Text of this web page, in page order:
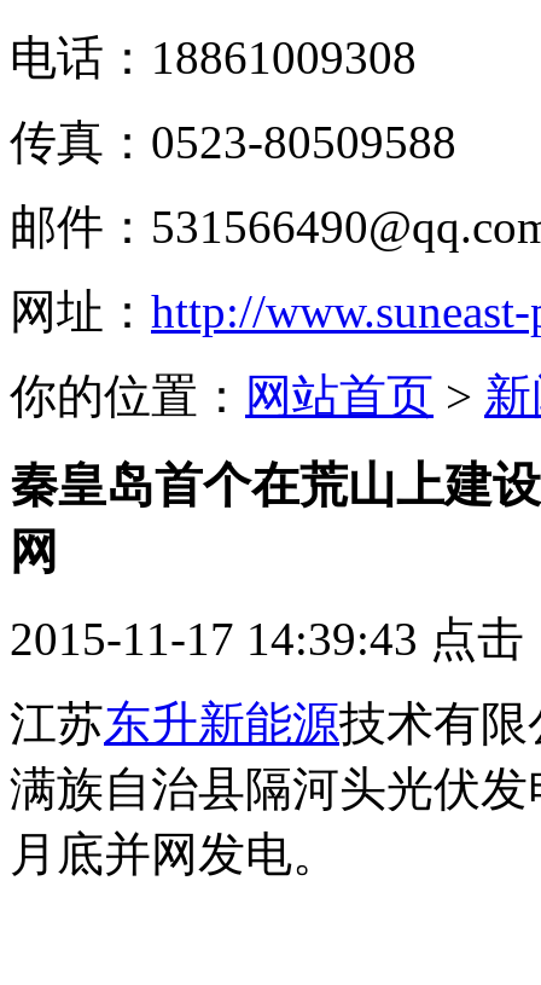
电话：18861009308
传真：0523-80509588
邮件：
网址： http://
你的位置： 网站首页 >
秦皇岛首个在荒山上建
网
2015-11-17 14:39:43 点击
江苏东升新能源技术有
满族自治县隔河头光伏
月底并网发电。